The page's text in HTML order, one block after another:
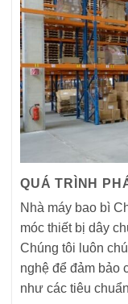
QUÁ TRÌNH
Nhà máy bao bì
móc thiết bị dây
Chúng tôi luôn
nghệ để đảm bảo
như các tiêu